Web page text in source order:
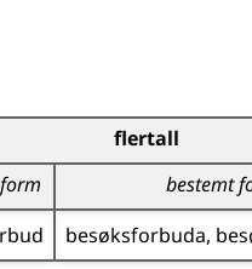
flertall
bestemt
besøks­forbuda